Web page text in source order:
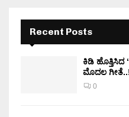
Recent Posts
ಕಿಡಿ‌‌ ಹೊತ್ತಿಸಿದ
ಮೊದಲ‌
0